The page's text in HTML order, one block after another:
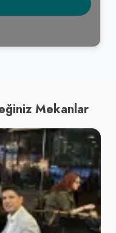
Mekanlar